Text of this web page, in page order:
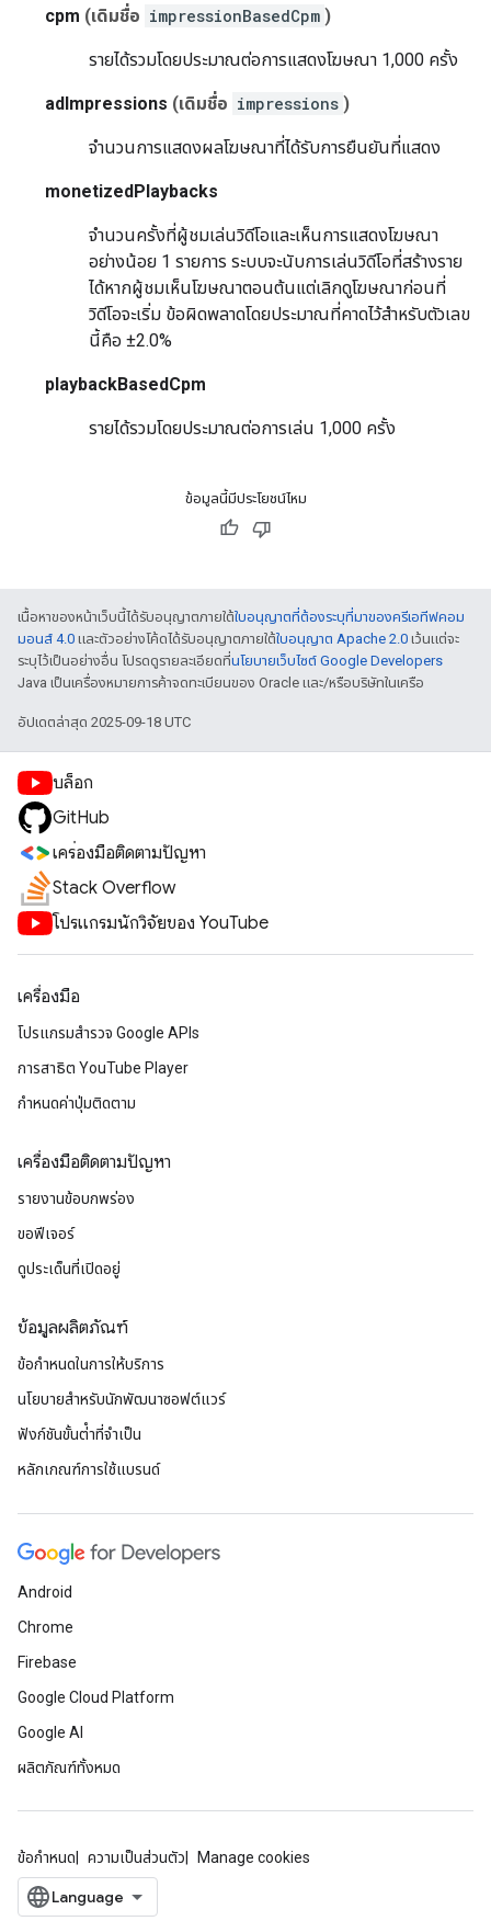
cpm (เดิมชื่อ impressionBasedCpm )
รายได้รวมโดยประมาณต่อการแสดงโฆษณา 1,000 ครั้ง
adImpressions (เดิมชื่อ impressions )
จำนวนการแสดงผลโฆษณาที่ได้รับการยืนยันที่แสดง
monetizedPlaybacks
จำนวนครั้งที่ผู้ชมเล่นวิดีโอและเห็นการแสดงโฆษณา
อย่างน้อย 1 รายการ ระบบจะนับการเล่นวิดีโอที่สร้างราย
ได้หากผู้ชมเห็นโฆษณาตอนต้นแต่เลิกดูโฆษณาก่อนที่
วิดีโอจะเริ่ม ข้อผิดพลาดโดยประมาณที่คาดไว้สำหรับตัวเลข
นี้คือ ±2.0%
playbackBasedCpm
รายได้รวมโดยประมาณต่อการเล่น 1,000 ครั้ง
ข้อมูลนี้มีประโยชน์ไหม
เนื้อหาของหน้าเว็บนี้ได้รับอนุญาตภายใต้ใบอนุญาตที่ต้องระบุที่มาของครีเอทีฟคอม
มอนส์ 4.0 และตัวอย่างโค้ดได้รับอนุญาตภายใต้ใบอนุญาต Apache 2.0 เว้นแต่จะ
ระบุไว้เป็นอย่างอื่น โปรดดูรายละเอียดที่นโยบายเว็บไซต์ Google Developers
Java เป็นเครื่องหมายการค้าจดทะเบียนของ Oracle และ/หรือบริษัทในเครือ
อัปเดตล่าสุด 2025-09-18 UTC
บล็อก
GitHub
เครื่องมือติดตามปัญหา
Stack Overflow
โปรแกรมนักวิจัยของ YouTube
เครื่องมือ
โปรแกรมสำรวจ Google APIs
การสาธิต YouTube Player
กำหนดค่าปุ่มติดตาม
เครื่องมือติดตามปัญหา
รายงานข้อบกพร่อง
ขอฟีเจอร์
ดูประเด็นที่เปิดอยู่
ข้อมูลผลิตภัณฑ์
ข้อกำหนดในการให้บริการ
นโยบายสำหรับนักพัฒนาซอฟต์แวร์
ฟังก์ชันขั้นต่ําที่จําเป็น
หลักเกณฑ์การใช้แบรนด์
Android
Chrome
Firebase
Google Cloud Platform
Google AI
ผลิตภัณฑ์ทั้งหมด
ข้อกำหนด ความเป็นส่วนตัว Manage cookies